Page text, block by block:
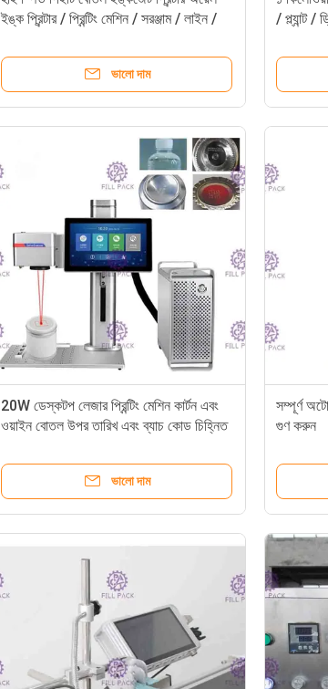
ইঙ্ক প্রিন্টার / প্রিন্টিং মেশিন / সরঞ্জাম / লাইন /
ভালো দাম
/ প্ল্যান্ট
20W ডেস্কটপ লেজার প্রিন্টিং মেশিন কার্টন এবং
ওয়াইন বোতল উপর তারিখ এবং ব্যাচ কোড চিহ্নিত
ভালো দাম
সম্পূর্ণ
গুণ করুন